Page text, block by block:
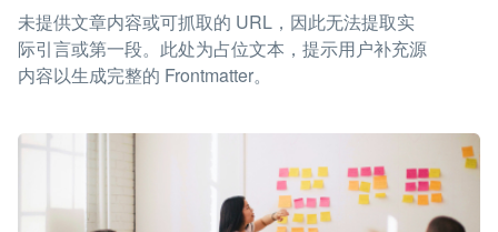
未提供文章内容或可抓取的 URL，因此无法提取实
际引言或第一段。此处为占位文本，提示用户补充源
内容以生成完整的 Frontmatter。